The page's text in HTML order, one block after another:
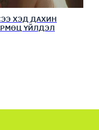
ХЭД ДАХИН
ҮЙЛДЭЛ